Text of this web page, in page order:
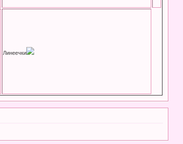
Линеечки